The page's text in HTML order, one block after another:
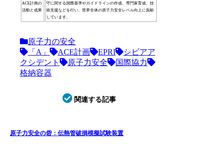
ACE計画の
活動と成果
守に関する国際基準やガイドラインの作成、専門家育成、技
術支援などを行い、世界全体の原子力安全レベル向上に貢献
しています。
原子力の安全
「A」
ACE計画 EPRI
シビアア
クシデント
原子力安全
国際協力
格納容器
関連する記事
原子力安全の砦：伝熱管破損模擬試験装置